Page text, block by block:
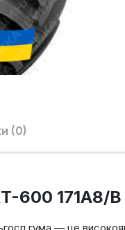
(0)
600 171A8/